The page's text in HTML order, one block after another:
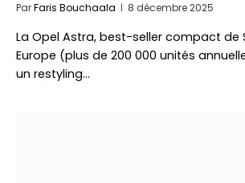
ParFaris Bouchaala 8 décembre 2025
La Opel Astra, best-seller compact de
Europe (plus de 200 000 unités
un restyling…